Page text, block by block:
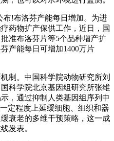
布洛芬产能每日增加。为进
药物扩产保供工作，近日，国
准布洛芬片等5个品种增产扩
产能每日可增加1400万片
。中国科学院动物研究所刘
科学院北京基因组研究所张维
，通过抑制人类基因组序列中
定程度上延缓细胞、组织和器
衰老的多维干预策略，这一成
发表。